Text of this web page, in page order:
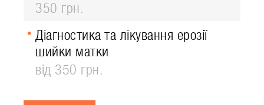
350 грн.
Діагностика та лікування ерозії
шийки матки
від 350 грн.